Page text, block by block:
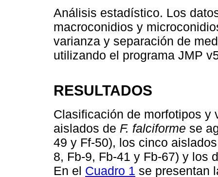
Análisis estadístico. Los
macroconidios y
varianza y separación de
utilizando el programa JMP
RESULTADOS
Clasificación de morfotipos y
aislados de F. falciforme se
49 y Ff-50), los cinco
8, Fb-9, Fb-41 y Fb-67) y los
En el Cuadro 1 se presentan